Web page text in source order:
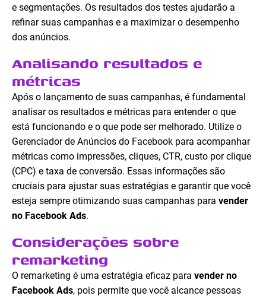
e segmentações. Os resultados dos testes ajudarão a
refinar suas campanhas e a maximizar o desempenho
dos anúncios.
Analisando resultados e
métricas
Após o lançamento de suas campanhas, é fundamental
analisar os resultados e métricas para entender o que
está funcionando e o que pode ser melhorado. Utilize o
Gerenciador de Anúncios do Facebook para acompanhar
métricas como impressões, cliques, CTR, custo por clique
(CPC) e taxa de conversão. Essas informações são
cruciais para ajustar suas estratégias e garantir que você
esteja sempre otimizando suas campanhas para vender
no Facebook Ads.
Considerações sobre
remarketing
O remarketing é uma estratégia eficaz para vender no
Facebook Ads, pois permite que você alcance pessoas